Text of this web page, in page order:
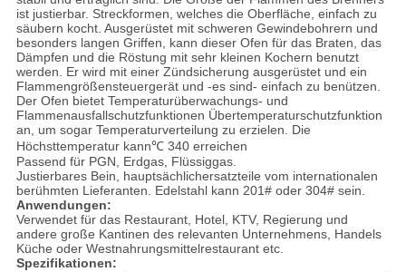
ist justierbar. Streckformen, welches die Oberfläche, einfach zu
säubern kocht. Ausgerüstet mit schweren Gewindebohrern und
besonders langen Griffen, kann dieser Ofen für das Braten, das
Dämpfen und die Röstung mit sehr kleinen Kochern benutzt
werden. Er wird mit einer Zündsicherung ausgerüstet und ein
Flammengrößensteuergerät und -es sind- einfach zu benützen.
Der Ofen bietet Temperaturüberwachungs- und
Flammenausfallschutzfunktionen Übertemperaturschutzfunktion
an, um sogar Temperaturverteilung zu erzielen. Die
Höchsttemperatur kann℃ 340 erreichen
Passend für PGN, Erdgas, Flüssiggas.
Justierbares Bein, hauptsächlichersatzteile vom internationalen
berühmten Lieferanten. Edelstahl kann 201# oder 304# sein.
Anwendungen:
Verwendet für das Restaurant, Hotel, KTV, Regierung und
andere große Kantinen des relevanten Unternehmens, Handels
Küche oder Westnahrungsmittelrestaurant etc.
Spezifikationen: